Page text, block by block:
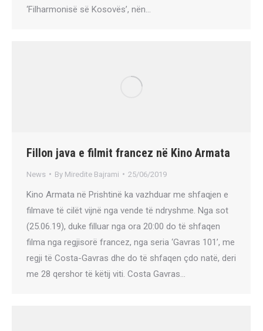
‘Filharmonisë së Kosovës’, nën…
Fillon java e filmit francez në Kino Armata
News By Miredite Bajrami 25/06/2019
Kino Armata në Prishtinë ka vazhduar me shfaqjen e
filmave të cilët vijnë nga vende të ndryshme. Nga sot
(25.06.19), duke filluar nga ora 20:00 do të shfaqen
filma nga regjisorë francez, nga seria ‘Gavras 101’, me
regji të Costa-Gavras dhe do të shfaqen çdo natë, deri
me 28 qershor të këtij viti. Costa Gavras…